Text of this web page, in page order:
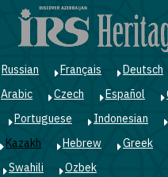
Russian Français Deutsch
Arabic Czech Español
Portuguese Indonesian
Kazakh Hebrew Greek
Swahili Ozbek